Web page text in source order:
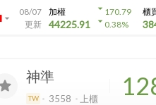
arrow_drop_down
08/07
更新
加權
44225.91
arrow_drop_down170.79
arrow_drop_down0.38%
櫃
神準
TW 3558 上櫃